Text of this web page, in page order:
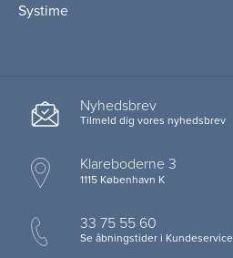
Systime
Nyhedsbrev
Tilmeld dig vores nyhedsbrev
Klareboderne 3
1115 København K
33 75 55 60
Se åbningstider i Kundeservice